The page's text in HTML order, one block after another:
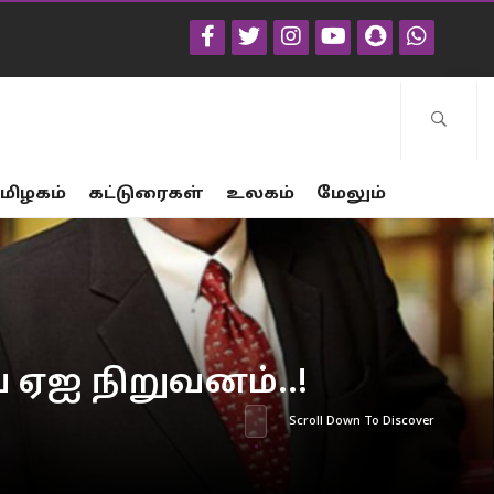
கட்டுரைகள் உலகம் மேலும்
நிறுவனம்..!
Scroll Down To Discover